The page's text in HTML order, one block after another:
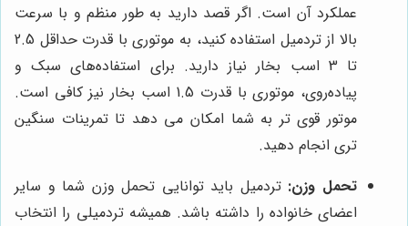
عملکرد آن است. اگر قصد دارید به طور منظم و با سرعت
بالا از تردمیل استفاده کنید، به موتوری با قدرت حداقل 2.5
تا 3 اسب بخار نیاز دارید. برای استفاده‌های سبک و
پیاده‌روی، موتوری با قدرت 1.5 اسب بخار نیز کافی است.
موتور قوی تر به شما امکان می دهد تا تمرینات سنگین
تری انجام دهید.
تحمل وزن: تردمیل باید توانایی تحمل وزن شما و سایر
اعضای خانواده را داشته باشد. همیشه تردمیلی را انتخاب